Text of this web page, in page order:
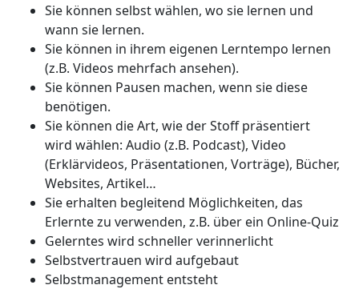
Sie können selbst wählen, wo sie lernen und
wann sie lernen.
Sie können in ihrem eigenen Lerntempo lernen
(z.B. Videos mehrfach ansehen).
Sie können Pausen machen, wenn sie diese
benötigen.
Sie können die Art, wie der Stoff präsentiert
wird wählen: Audio (z.B. Podcast), Video
(Erklärvideos, Präsentationen, Vorträge), Bücher,
Websites, Artikel…
Sie erhalten begleitend Möglichkeiten, das
Erlernte zu verwenden, z.B. über ein Online-Quiz
Gelerntes wird schneller verinnerlicht
Selbstvertrauen wird aufgebaut
Selbstmanagement entsteht